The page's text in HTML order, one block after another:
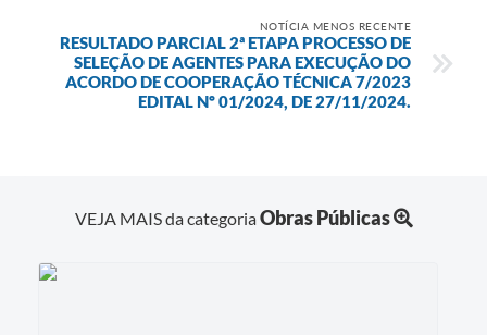
NOTÍCIA MENOS RECENTE
RESULTADO PARCIAL 2ª ETAPA PROCESSO DE
SELEÇÃO DE AGENTES PARA EXECUÇÃO DO
ACORDO DE COOPERAÇÃO TÉCNICA 7/2023
EDITAL Nº 01/2024, DE 27/11/2024.
VEJA MAIS da categoriaObras Públicas